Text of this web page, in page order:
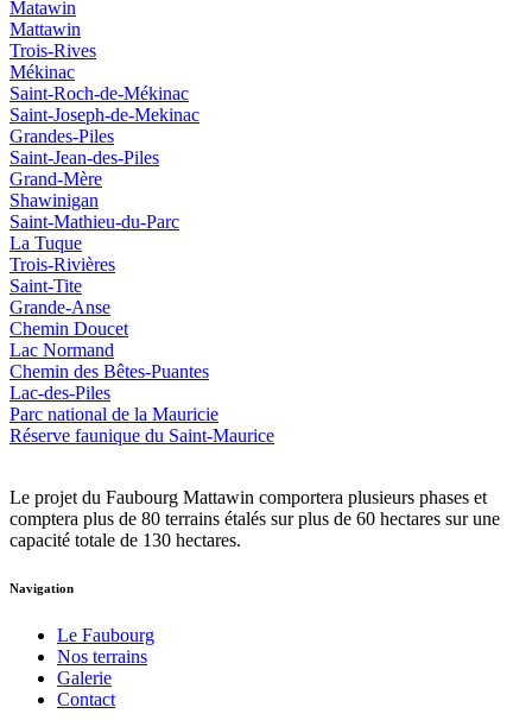
Matawin
Mattawin
Trois-Rives
Mékinac
Saint-Roch-de-Mékinac
Saint-Joseph-de-Mekinac
Grandes-Piles
Saint-Jean-des-Piles
Grand-Mère
Shawinigan
Saint-Mathieu-du-Parc
La Tuque
Trois-Rivières
Saint-Tite
Grande-Anse
Chemin Doucet
Lac Normand
Chemin des Bêtes-Puantes
Lac-des-Piles
Parc national de la Mauricie
Réserve faunique du Saint‑Maurice
Le projet du Faubourg Mattawin comportera plusieurs phases et
comptera plus de 80 terrains étalés sur plus de 60 hectares sur une
capacité totale de 130 hectares.
Navigation
Le Faubourg
Nos terrains
Galerie
Contact